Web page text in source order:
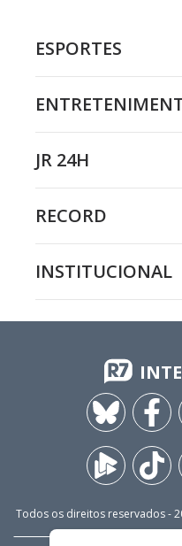
ESPORTES
JR 24H
RECORD
INSTITUCIONAL
Todos os direitos reservados -